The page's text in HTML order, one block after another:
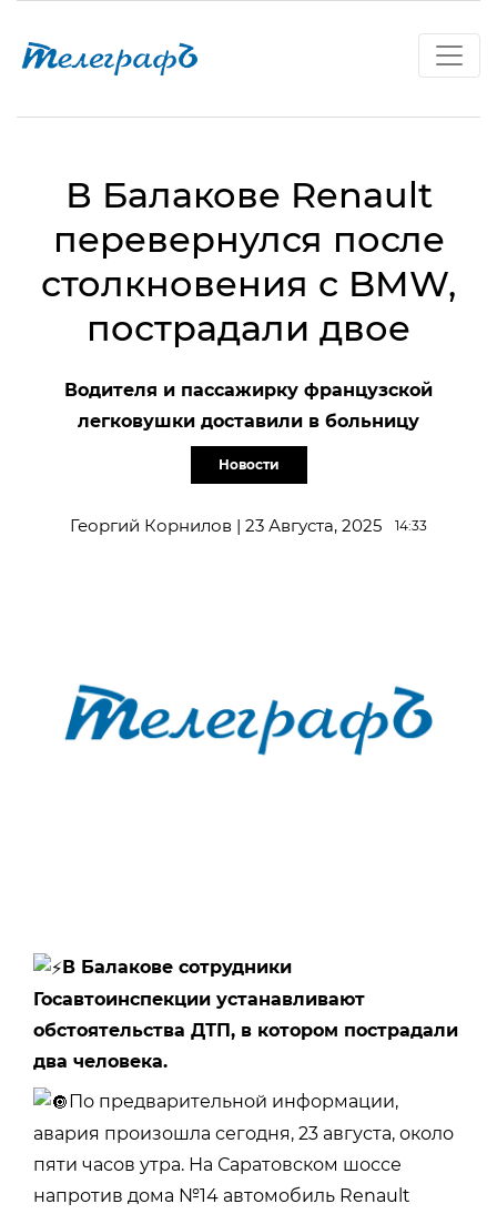
В Балакове Renault
перевернулся после
столкновения с BMW,
пострадали двое
Водителя и пассажирку французской
легковушки доставили в больницу
Новости
Георгий Корнилов | 23 Августа, 2025 14:33
В Балакове сотрудники
Госавтоинспекции устанавливают
обстоятельства ДТП, в котором пострадали
два человека.
По предварительной информации,
авария произошла сегодня, 23 августа, около
пяти часов утра. На Саратовском шоссе
напротив дома №14 автомобиль Renault